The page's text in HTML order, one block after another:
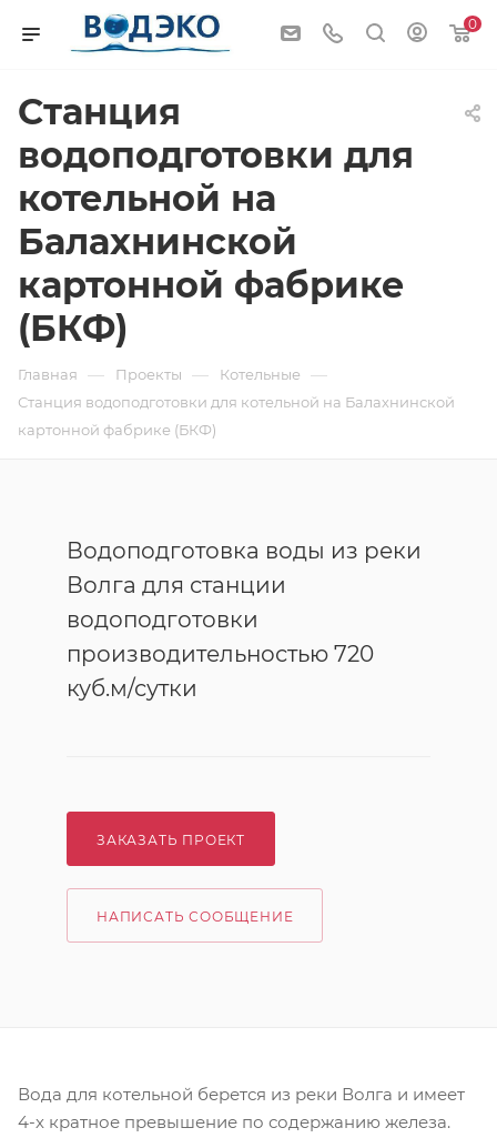
0
Станция
водоподготовки для
котельной на
Балахнинской
картонной фабрике
(БКФ)
Главная — Проекты — Котельные —
Станция водоподготовки для котельной на Балахнинской
картонной фабрике (БКФ)
Водоподготовка воды из реки
Волга для станции
водоподготовки
производительностью 720
куб.м/сутки
ЗАКАЗАТЬ ПРОЕКТ
НАПИСАТЬ СООБЩЕНИЕ
Вода для котельной берется из реки Волга и имеет
4-х кратное превышение по содержанию железа.